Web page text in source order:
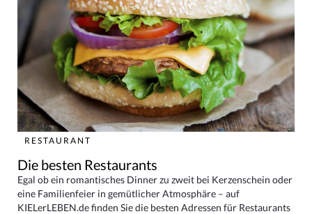
RESTAURANT
Die besten Restaurants
Egal ob ein romantisches Dinner zu zweit bei Kerzenschein oder
eine Familienfeier in gemütlicher Atmosphäre – auf
KIELerLEBEN.de finden Sie die besten Adressen für Restaurants